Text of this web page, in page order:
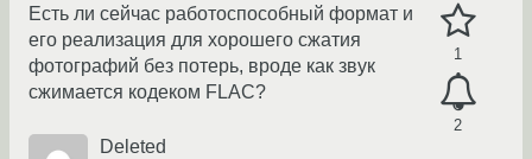
1
2
Есть ли сейчас работоспособный формат и
его реализация для хорошего сжатия
фотографий без потерь, вроде как звук
сжимается кодеком FLAC?
Deleted